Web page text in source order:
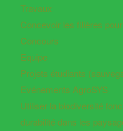
Travaux
Concevoir les filières
Concours
Equipe
Projets étudiants
Evénements AgroSYS
Utiliser la biodiversité
durabilité dans les